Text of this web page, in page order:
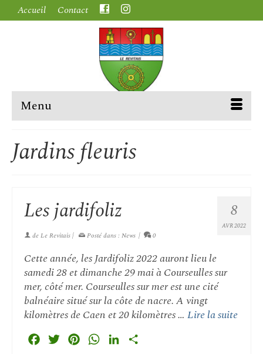
Accueil Contact
Menu
Jardins fleuris
8
AVR 2022
Les jardifoliz
deLe Revitais| Posté dans : News | 0
Cette année, les Jardifoliz 2022 auront lieu le
samedi 28 et dimanche 29 mai à Courseulles sur
mer, côté mer. Courseulles sur mer est une cité
balnéaire situé sur la côte de nacre. A vingt
kilomètres de Caen et 20 kilomètres … Lire la suite
FacebookTwitterPinterestWhatsAppLinkedIn